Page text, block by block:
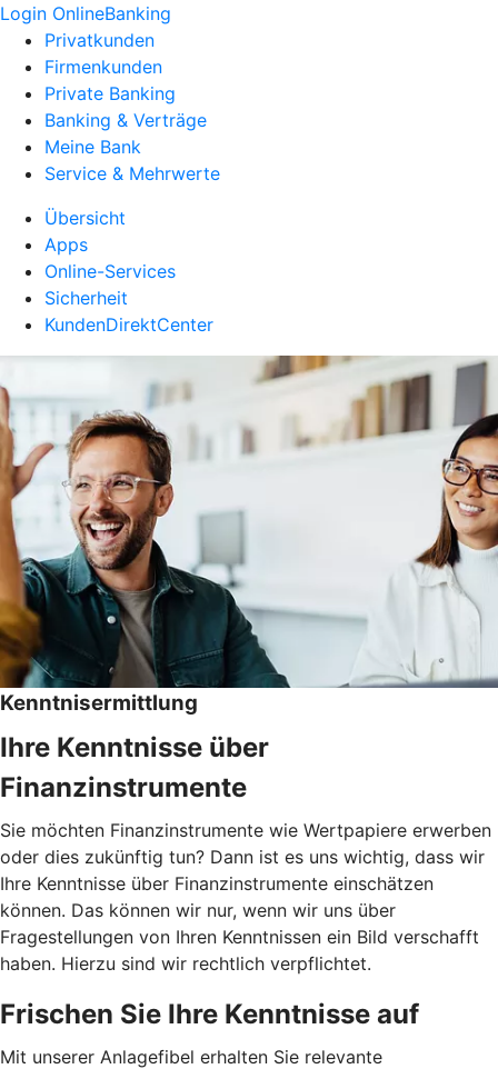
Login OnlineBanking
Privatkunden
Firmenkunden
Private Banking
Banking & Verträge
Meine Bank
Service & Mehrwerte
Übersicht
Apps
Online-Services
Sicherheit
KundenDirektCenter
Kenntnisermittlung
Ihre Kenntnisse über
Finanzinstrumente
Sie möchten Finanzinstrumente wie Wertpapiere erwerben
oder dies zukünftig tun? Dann ist es uns wichtig, dass wir
Ihre Kenntnisse über Finanzinstrumente einschätzen
können. Das können wir nur, wenn wir uns über
Fragestellungen von Ihren Kenntnissen ein Bild verschafft
haben. Hierzu sind wir rechtlich verpflichtet.
Frischen Sie Ihre Kenntnisse auf
Mit unserer Anlagefibel erhalten Sie relevante